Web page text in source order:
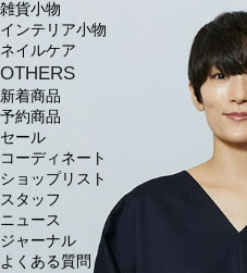
雑貨小物
インテリア小物
ネイルケア
OTHERS
新着商品
予約商品
セール
コーディネート
ショップリスト
スタッフ
ニュース
ジャーナル
よくある質問